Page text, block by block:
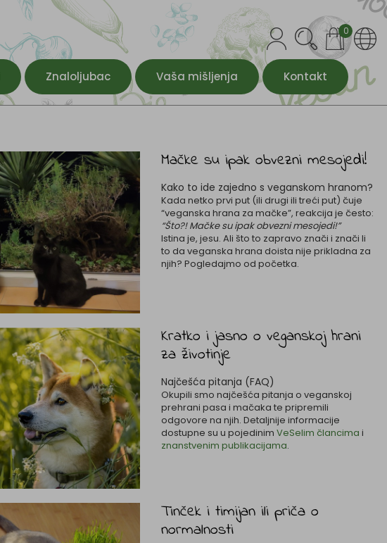
0
Znaloljubac Vaša mišljenja Kontakt
Mačke su ipak obvezni mesojedi!
Kako to ide zajedno s veganskom hranom?
Kada netko prvi put (ili drugi ili treći put) čuje
“veganska hrana za mačke”, reakcija je često:
“Što?! Mačke su ipak obvezni mesojedi!”
Istina je, jesu. Ali što to zapravo znači i znači li
to da veganska hrana doista nije prikladna za
njih? Pogledajmo od početka.
Kratko i jasno o veganskoj hrani
za životinje
Najčešća pitanja (FAQ)
Okupili smo najčešća pitanja o veganskoj
prehrani pasa i mačaka te pripremili
odgovore na njih. Detaljnije informacije
dostupne su u pojedinim VeSelim člancima i
znanstvenim publikacijama.
Tinček i timijan ili priča o
normalnosti